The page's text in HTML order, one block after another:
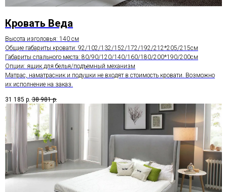
Кровать Веда
Высота изголовья: 140 см
Общие габариты кровати: 92/102/132/152/172/192/212*205/215см
Габариты спального места: 80/90/120/140/160/180/200*190/200см
Опции: ящик для белья/подъемный механизм
Матрас, наматрасник и подушки не входят в стоимость кровати. Возможно
их исполнение на заказ.
31 185 р. 38 981 р.